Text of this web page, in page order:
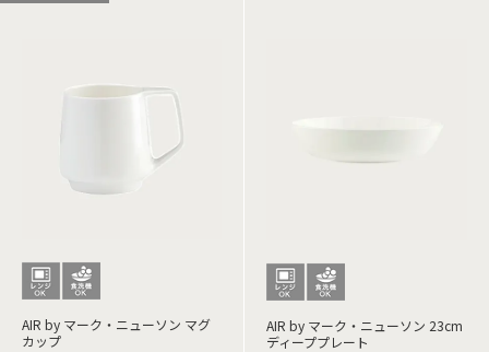
AIR by マーク・ニューソン マグ
カップ
AIR by マーク・ニューソン 23cm
ディーププレート